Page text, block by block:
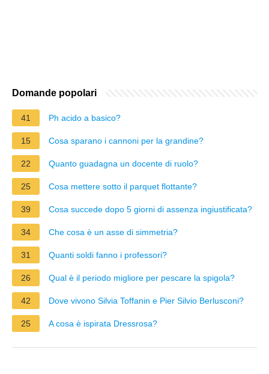
Domande popolari
41 Ph acido a basico?
15 Cosa sparano i cannoni per la grandine?
22 Quanto guadagna un docente di ruolo?
25 Cosa mettere sotto il parquet flottante?
39 Cosa succede dopo 5 giorni di assenza ingiustificata?
34 Che cosa è un asse di simmetria?
31 Quanti soldi fanno i professori?
26 Qual è il periodo migliore per pescare la spigola?
42 Dove vivono Silvia Toffanin e Pier Silvio Berlusconi?
25 A cosa è ispirata Dressrosa?